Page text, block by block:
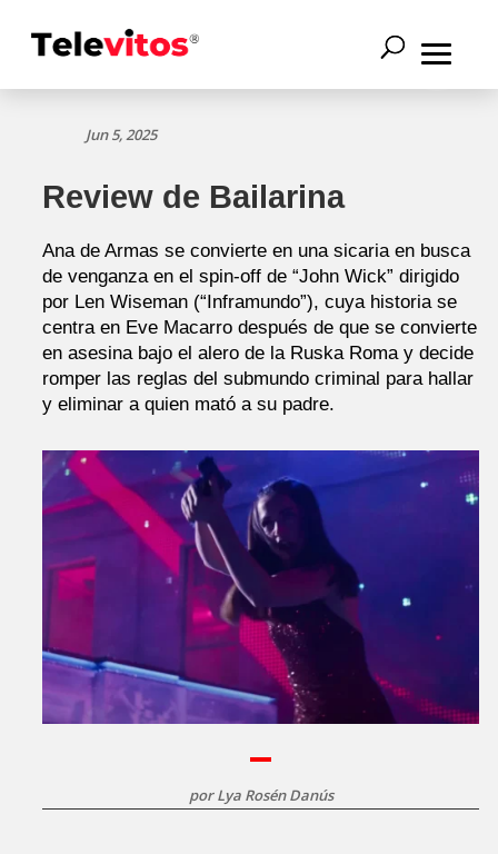
Jun 5, 2025
Review de Bailarina
Ana de Armas se convierte en una sicaria en busca
de venganza en el spin-off de “John Wick” dirigido
por Len Wiseman (“Inframundo”), cuya historia se
centra en Eve Macarro después de que se convierte
en asesina bajo el alero de la Ruska Roma y decide
romper las reglas del submundo criminal para hallar
y eliminar a quien mató a su padre.
porLya Rosén Danús